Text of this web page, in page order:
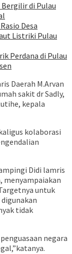
di Pulau
Desa
Listriki Pulau
Perdana di Pulau
Daerah M.Arvan
sakit dr Sadly,
kepala
kolaborasi
Didi lamris
menyampaiakan
untuk
tidak
negara